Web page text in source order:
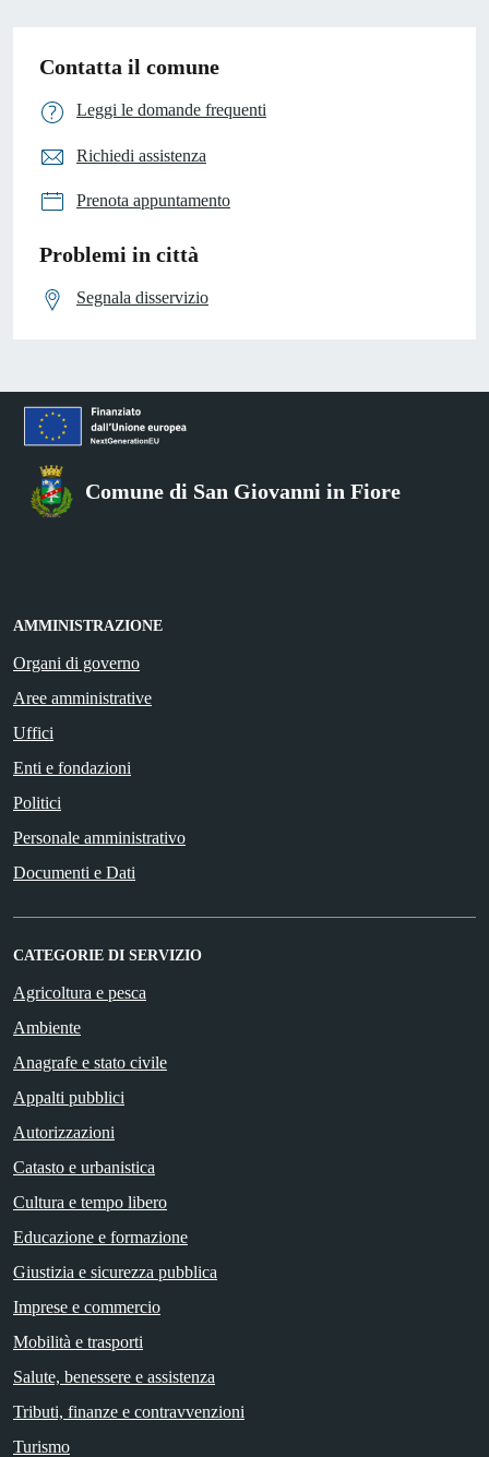
Contatta il comune
Leggi le domande frequenti
Richiedi assistenza
Prenota appuntamento
Problemi in città
Segnala disservizio
Comune di San Giovanni in Fiore
AMMINISTRAZIONE
Organi di governo
Aree amministrative
Uffici
Enti e fondazioni
Politici
Personale amministrativo
Documenti e Dati
CATEGORIE DI SERVIZIO
Agricoltura e pesca
Ambiente
Anagrafe e stato civile
Appalti pubblici
Autorizzazioni
Catasto e urbanistica
Cultura e tempo libero
Educazione e formazione
Giustizia e sicurezza pubblica
Imprese e commercio
Mobilità e trasporti
Salute, benessere e assistenza
Tributi, finanze e contravvenzioni
Turismo